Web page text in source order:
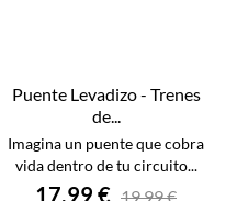
Puente Levadizo - Trenes
de...
Imagina un puente que cobra
vida dentro de tu circuito...
17,99 € 19,99 €